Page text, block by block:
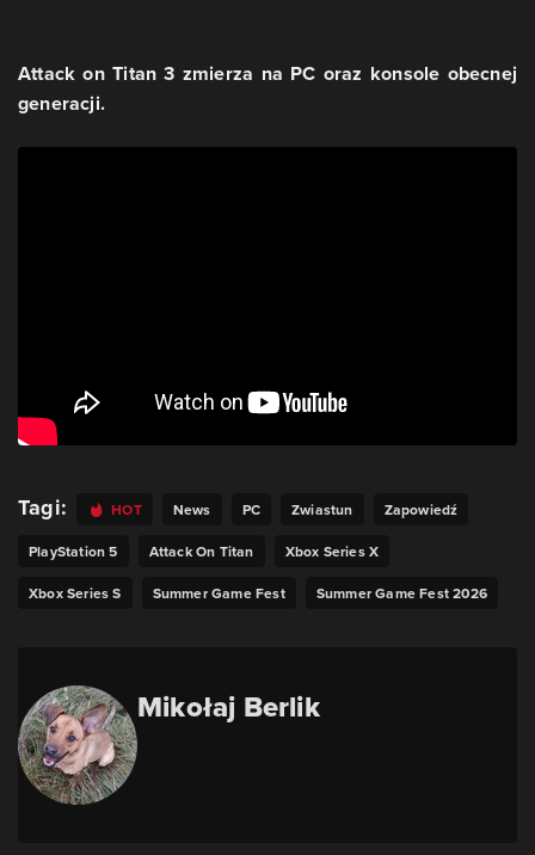
Attack on Titan 3 zmierza na PC oraz konsole obecnej
generacji.
Tagi: HOT News PC Zwiastun Zapowiedź
PlayStation 5 Attack On Titan Xbox Series X
Xbox Series S Summer Game Fest Summer Game Fest 2026
Mikołaj Berlik